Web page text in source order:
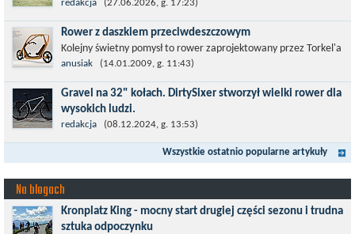
Marzenia o dalekich podróżach bez ogromnego zmęczenia stają
się rzeczywistością dzięki nowoczesnym technologiom ukrytym
w jednośladach....
redakcja (27.06.2026, g. 17:23)
Rower z daszkiem przeciwdeszczowym
Kolejny świetny pomysł to rower zaprojektowany przez Torkel'a
Dohmers'a - idealny na miejskie warunki choćby z tego względu,
że można go używać...
anusiak (14.01.2009, g. 11:43)
Gravel na 32" kołach. DirtySixer stworzył wielki rower dla
wysokich ludzi.
Wszyscy już zdążyli zapomnieć, jaką rewolucją okazały się
rowery typu 29'er. Z początku wydawało się, że będzie to dobry
redakcja (08.12.2024, g. 13:53)
Wszystkie ostatnio popularne artykuły
Na blogach
Kronplatz King - mocny start drugiej części sezonu i trudna
sztuka odpoczynku